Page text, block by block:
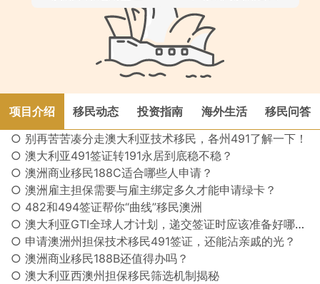
项目介绍 移民动态 投资指南 海外生活
移民问答
○ 别再苦苦凑分走澳大利亚技术移民，各州491了解一下！
○ 澳大利亚491签证转191永居到底稳不稳？
○ 澳洲商业移民188C适合哪些人申请？
○ 澳洲雇主担保需要与雇主绑定多久才能申请绿卡？
○ 482和494签证帮你“曲线”移民澳洲
○ 澳大利亚GTI全球人才计划，递交签证时应该准备好哪些文件？
○ 申请澳洲州担保技术移民491签证，还能沾亲戚的光？
○ 澳洲商业移民188B还值得办吗？
○ 澳大利亚西澳州担保移民筛选机制揭秘